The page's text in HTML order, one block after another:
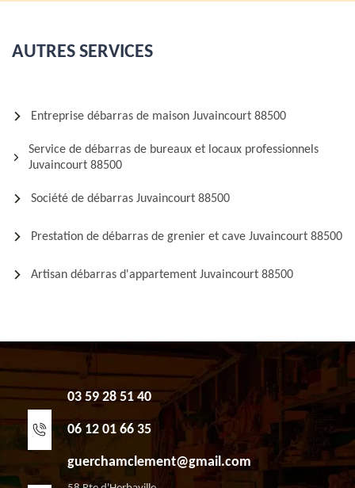
AUTRES SERVICES
Entreprise débarras de maison Juvaincourt 88500
Service de débarras de bureaux et locaux professionnels
Juvaincourt 88500
Société de débarras Juvaincourt 88500
Prestation de débarras de grenier et cave Juvaincourt 88500
Artisan débarras d'appartement Juvaincourt 88500
03 59 28 51 40
06 12 01 66 35
guerchamclement@gmail.com